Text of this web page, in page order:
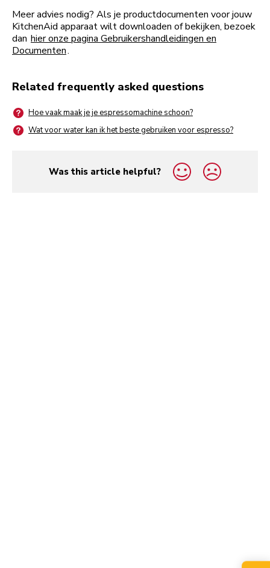
Meer advies nodig? Als je productdocumenten voor jouw
KitchenAid apparaat wilt downloaden of bekijken, bezoek
dan hier onze pagina Gebruikershandleidingen en
Documenten.
Related frequently asked questions
Hoe vaak maak je je espressomachine schoon?
Wat voor water kan ik het beste gebruiken voor espresso?
Was this article helpful?
yes
no